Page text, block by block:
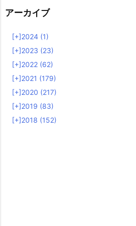
アーカイブ
[+]2024 (1)
[+]2023 (23)
[+]2022 (62)
[+]2021 (179)
[+]2020 (217)
[+]2019 (83)
[+]2018 (152)